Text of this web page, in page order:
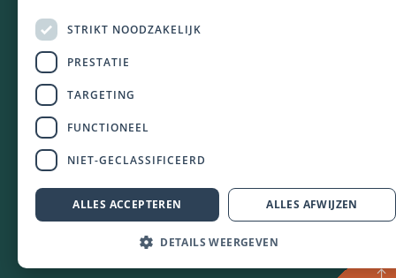
The Energy Circle 2023
PRIVACY
COOKIE POLICY
ESG POLICY
GEBRUIKERSVOORWAARDEN
STRIKT NOODZAKELIJK
PRESTATIE
TARGETING
FUNCTIONEEL
NIET-GECLASSIFICEERD
ALLES ACCEPTEREN ALLES AFWIJZEN
DETAILS WEERGEVEN